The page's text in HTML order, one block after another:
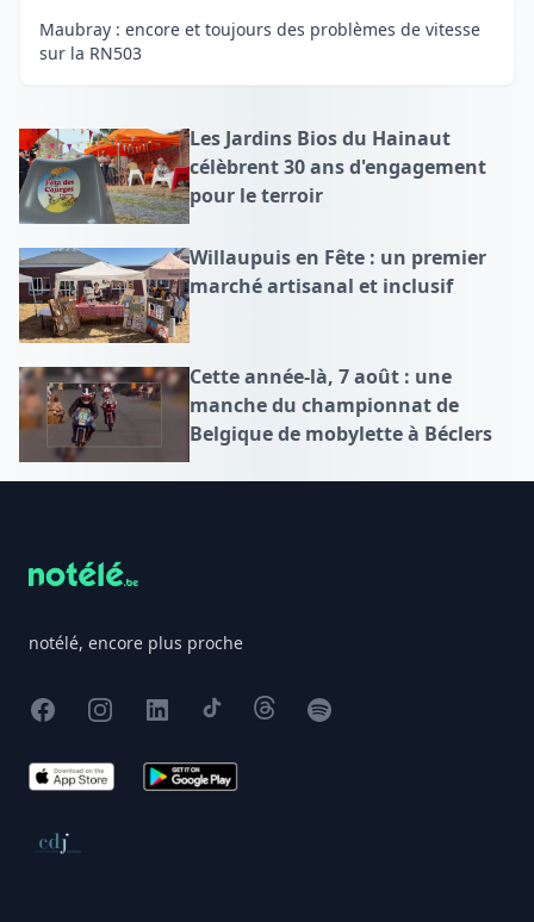
Maubray : encore et toujours des problèmes de vitesse
sur la RN503
Les Jardins Bios du Hainaut
célèbrent 30 ans d'engagement
pour le terroir
Willaupuis en Fête : un premier
marché artisanal et inclusif
Cette année-là, 7 août : une
manche du championnat de
Belgique de mobylette à Béclers
notélé, encore plus proche
FacebookInstagram
X TikTokThreadsSpotify
App Store Google Play
Conseil de déontologie journalistique